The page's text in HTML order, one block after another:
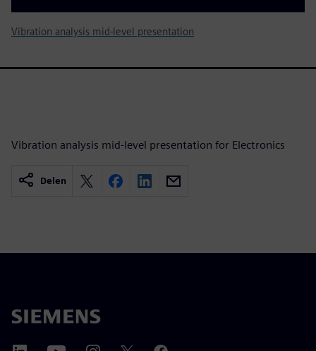
Vibration analysis mid-level presentation
Vibration analysis mid-level presentation for Electronics
Delen